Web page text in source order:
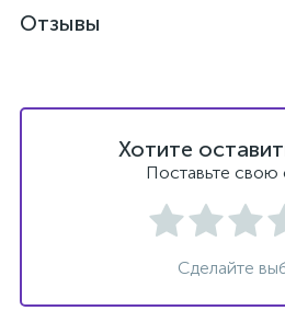
Отзывы
Хотите
Поставьте свою
Сделайте